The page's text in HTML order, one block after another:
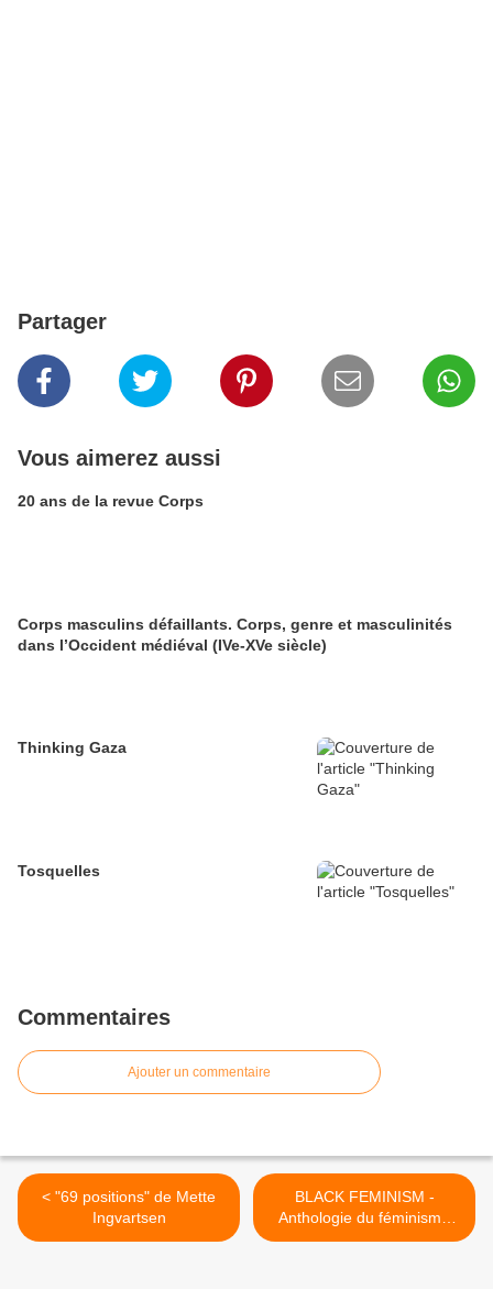
Partager
Vous aimerez aussi
20 ans de la revue Corps
Corps masculins défaillants. Corps, genre et masculinités
dans l’Occident médiéval (IVe-XVe siècle)
Thinking Gaza
Tosquelles
Commentaires
Ajouter un commentaire
< "69 positions" de Mette
Ingvartsen
BLACK FEMINISM -
Anthologie du féminisme
africain-américain, 1975-